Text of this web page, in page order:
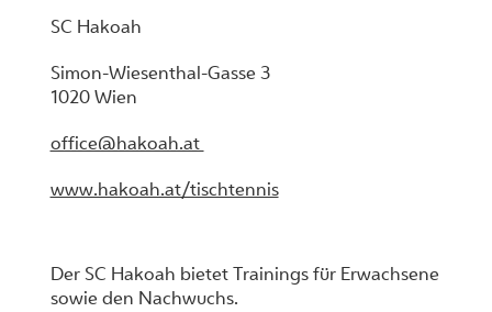
SC Hakoah
Simon-Wiesenthal-Gasse 3
1020 Wien
office@hakoah.at
www.hakoah.at/tischtennis
Der SC Hakoah bietet Trainings für Erwachsene
sowie den Nachwuchs.